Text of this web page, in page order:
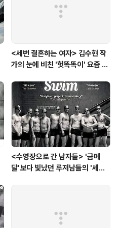
<세번 결혼하는 여자> 김수현 작
가의 눈에 비친 '헛똑똑이' 요즘 여
<수영장으로 간 남자들> '금메
달'보다 빛났던 루저남들의 '세라